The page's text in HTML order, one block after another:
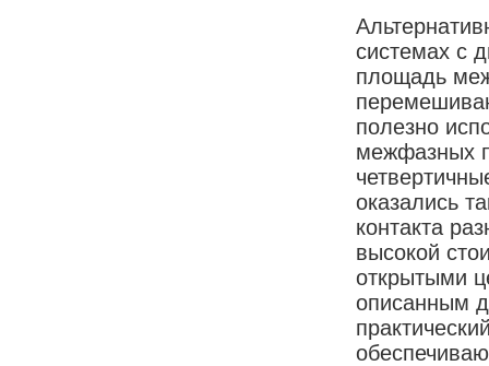
системах с
площадь
полезно
межфазных
оказались
контакта
высокой
открытыми
описанным